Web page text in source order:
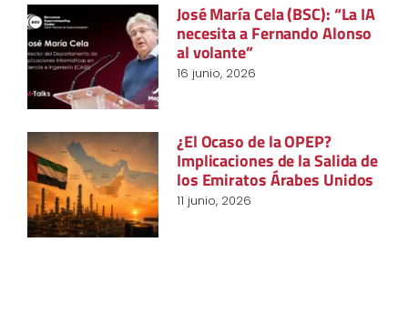
José María Cela (BSC): “La IA
necesita a Fernando Alonso
al volante”
16 junio, 2026
¿El Ocaso de la OPEP?
Implicaciones de la Salida de
los Emiratos Árabes Unidos
11 junio, 2026